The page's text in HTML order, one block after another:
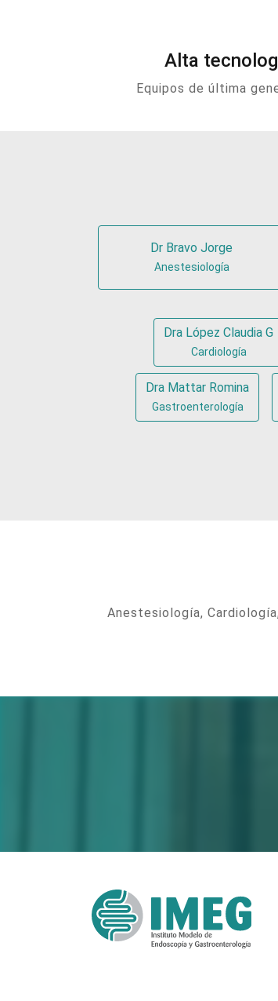
Alta
Equipos de última
Dr Bravo Jorge
Anestesiología
Dra López Claudia G
Cardiología
Dra Mattar Romina
Gastroenterología
Anestesiología,